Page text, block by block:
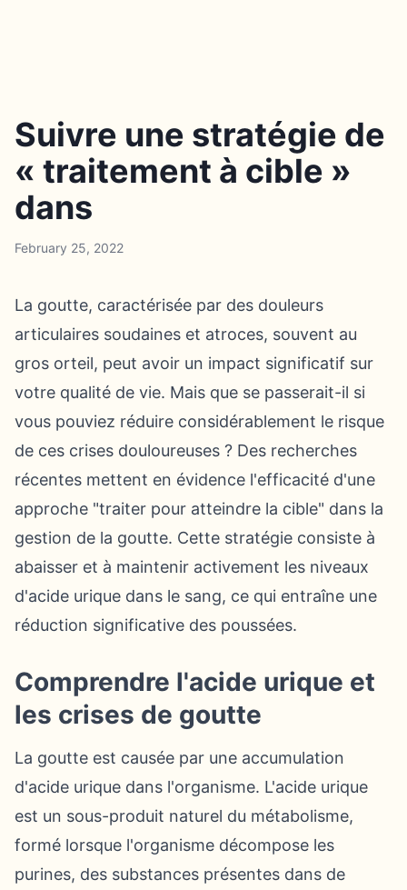
Suivre une stratégie de
« traitement à cible »
dans
February 25, 2022
La goutte, caractérisée par des douleurs
articulaires soudaines et atroces, souvent au
gros orteil, peut avoir un impact significatif sur
votre qualité de vie. Mais que se passerait-il si
vous pouviez réduire considérablement le risque
de ces crises douloureuses ? Des recherches
récentes mettent en évidence l'efficacité d'une
approche "traiter pour atteindre la cible" dans la
gestion de la goutte. Cette stratégie consiste à
abaisser et à maintenir activement les niveaux
d'acide urique dans le sang, ce qui entraîne une
réduction significative des poussées.
Comprendre l'acide urique et
les crises de goutte
La goutte est causée par une accumulation
d'acide urique dans l'organisme. L'acide urique
est un sous-produit naturel du métabolisme,
formé lorsque l'organisme décompose les
purines, des substances présentes dans de